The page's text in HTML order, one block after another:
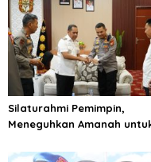
Silaturahmi Pemimpin,
Meneguhkan Amanah